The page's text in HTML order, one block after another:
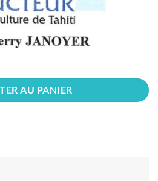
AU PANIER